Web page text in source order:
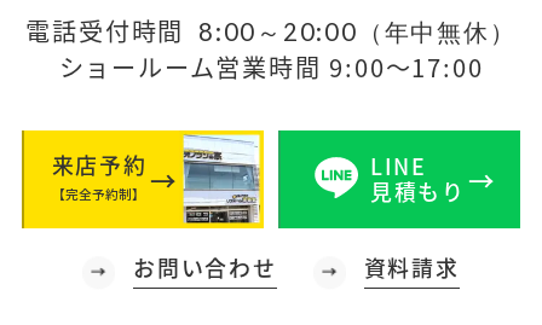
電話受付時間 8:00～20:00（年中無休）
ショールーム営業時間 9:00～17:00
来店予約
【完全予約制】
LINE
見積もり
お問い合わせ 資料請求